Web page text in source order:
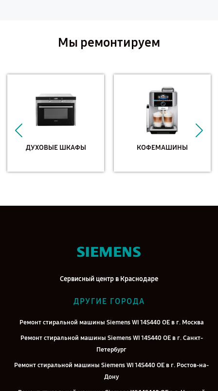
Мы ремонтируем
ДУХОВЫЕ ШКАФЫ КОФЕМАШИНЫ
Сервисный центр в Краснодаре
ДРУГИЕ ГОРОДА
Ремонт стиральной машины Siemens WI 14S440 OE в г. Москва
Ремонт стиральной машины Siemens WI 14S440 OE в г. Санкт-
Петербург
Ремонт стиральной машины Siemens WI 14S440 OE в г. Ростов-на-
Дону